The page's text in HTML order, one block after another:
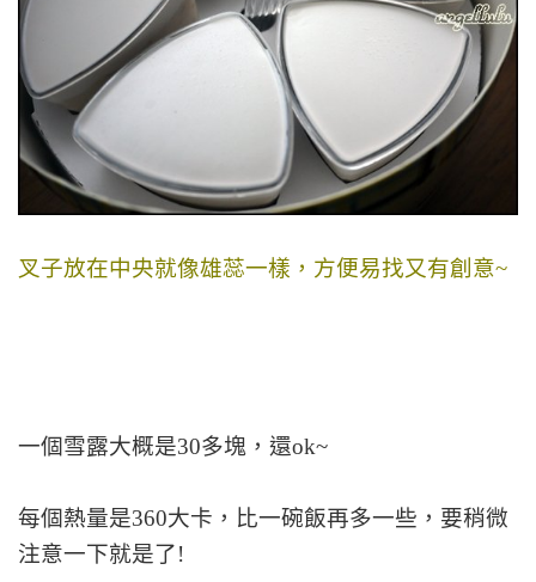
叉子放在中央就像雄蕊一樣，方便易找又有創意~
一個雪露大概是30多塊，還ok~
每個熱量是360大卡，比一碗飯再多一些，要稍微
注意一下就是了!